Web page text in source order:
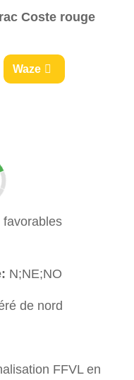
Coste rouge
Waze
favorables
N;NE;NO
de nord
FFVL en